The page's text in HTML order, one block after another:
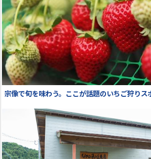
宗像で旬を味わう。ここが話題のいちご狩りス